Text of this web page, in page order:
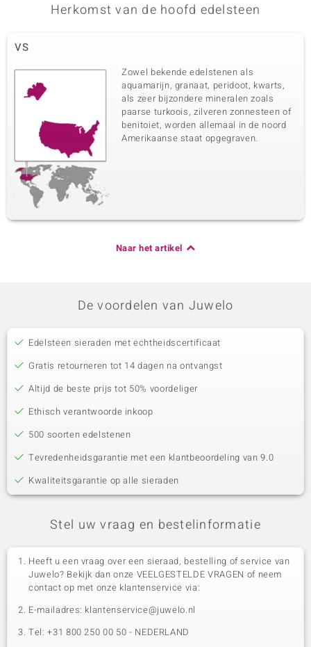
Herkomst van de hoofd edelsteen
VS
Zowel bekende edelstenen als
aquamarijn, granaat, peridoot, kwarts,
als zeer bijzondere mineralen zoals
paarse turkoois, zilveren zonnesteen of
benitoiet, worden allemaal in de noord
Amerikaanse staat opgegraven.
Naar het artikel
De voordelen van Juwelo
Edelsteen sieraden met echtheidscertificaat
Gratis retourneren tot 14 dagen na ontvangst
Altijd de beste prijs tot 50% voordeliger
Ethisch verantwoorde inkoop
500 soorten edelstenen
Tevredenheidsgarantie met een klantbeoordeling van 9.0
Kwaliteitsgarantie op alle sieraden
Stel uw vraag en bestelinformatie
Heeft u een vraag over een sieraad, bestelling of service van
Juwelo? Bekijk dan onze VEELGESTELDE VRAGEN of neem
contact op met onze klantenservice via:
E-mailadres: klantenservice@juwelo.nl
Tel: +31 800 250 00 50 - NEDERLAND